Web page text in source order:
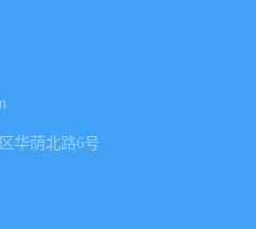
华荫北路6号